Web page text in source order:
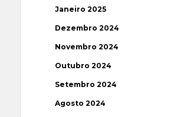
Janeiro 2025
Dezembro 2024
Novembro 2024
Outubro 2024
Setembro 2024
Agosto 2024